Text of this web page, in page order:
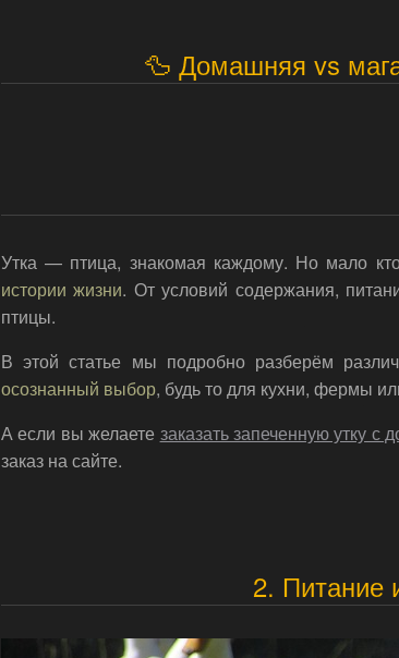
🦆 Домашняя vs
Утка — птица, знакомая каждому. Но мало
истории жизни. От условий содержания,
птицы.
В этой статье мы подробно разберём
осознанный выбор, будь то для кухни, фермы
А если вы желаете заказать запеченную утку с
заказ на сайте.
2. Питание